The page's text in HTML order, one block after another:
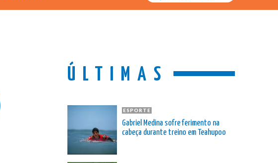
ÚLTIMAS
ESPORTE
Gabriel Medina sofre ferimento na
cabeça durante treino em Teahupoo